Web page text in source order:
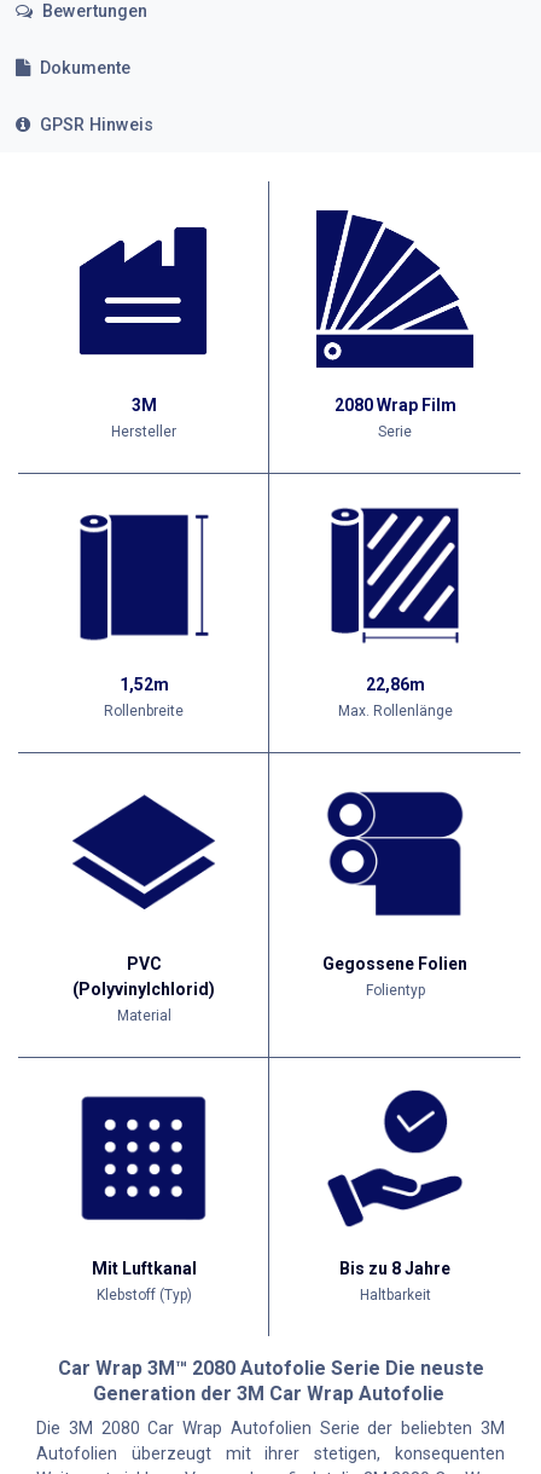
Bewertungen
Dokumente
GPSR Hinweis
3M
Hersteller
2080 Wrap Film
Serie
1,52m
Rollenbreite
22,86m
Max. Rollenlänge
PVC
(Polyvinylchlorid)
Material
Gegossene Folien
Folientyp
Mit Luftkanal
Klebstoff (Typ)
Bis zu 8 Jahre
Haltbarkeit
Car Wrap 3M™ 2080 Autofolie Serie Die neuste
Generation der 3M Car Wrap Autofolie
Die 3M 2080 Car Wrap Autofolien Serie der beliebten 3M
Autofolien überzeugt mit ihrer stetigen, konsequenten